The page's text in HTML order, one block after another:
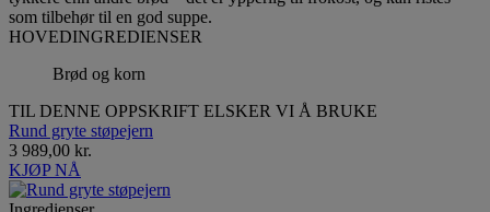
som tilbehør til en god suppe.
HOVEDINGREDIENSER
Brød og korn
TIL DENNE OPPSKRIFT ELSKER VI Å BRUKE
Rund gryte støpejern
3 989,00 kr.
KJØP NÅ